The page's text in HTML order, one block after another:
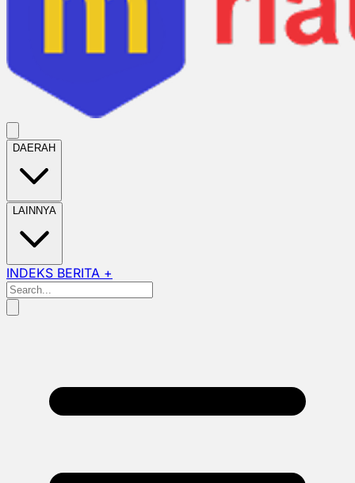
DAERAH
LAINNYA
INDEKS BERITA +